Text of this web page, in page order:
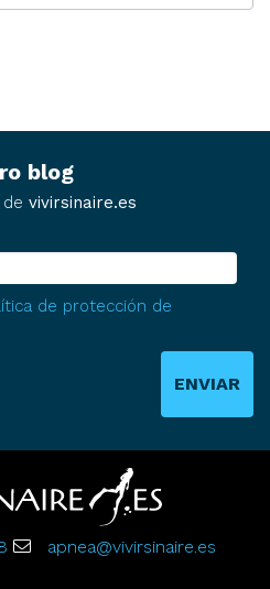
blog
vivirsinaire.es
de protección de
ENVIAR
apnea@vivirsinaire.es